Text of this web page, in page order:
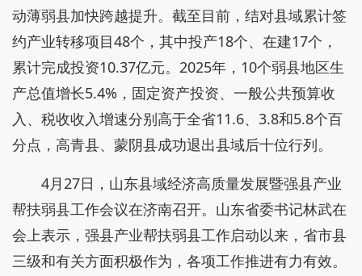
动薄弱县加快跨越提升。截至目前，结对县域累计签
约产业转移项目48个，其中投产18个、在建17个，
累计完成投资10.37亿元。2025年，10个弱县地区生
产总值增长5.4%，固定资产投资、一般公共预算收
入、税收收入增速分别高于全省11.6、3.8和5.8个百
分点，高青县、蒙阴县成功退出县域后十位行列。
4月27日，山东县域经济高质量发展暨强县产业
帮扶弱县工作会议在济南召开。山东省委书记林武在
会上表示，强县产业帮扶弱县工作启动以来，省市县
三级和有关方面积极作为，各项工作推进有力有效。